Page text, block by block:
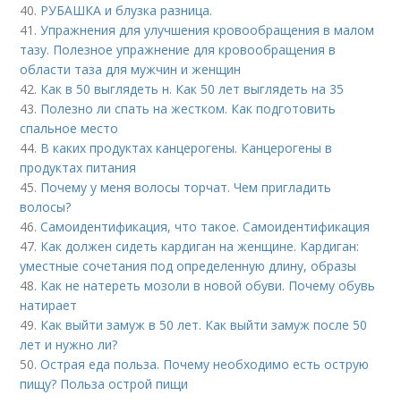
40. РУБАШКА и блузка разница.
41.Упражнения для улучшения кровообращения в малом
тазу. Полезное упражнение для кровообращения в
области таза для мужчин и женщин
42. Как в 50 выглядеть н. Как 50 лет выглядеть на 35
43. Полезно ли спать на жестком. Как подготовить
спальное место
44. В каких продуктах канцерогены. Канцерогены в
продуктах питания
45. Почему у меня волосы торчат. Чем пригладить
волосы?
46.Самоидентификация, что такое. Самоидентификация
47. Как должен сидеть кардиган на женщине. Кардиган:
уместные сочетания под определенную длину, образы
48. Как не натереть мозоли в новой обуви. Почему обувь
натирает
49. Как выйти замуж в 50 лет. Как выйти замуж после 50
лет и нужно ли?
50.Острая еда польза. Почему необходимо есть острую
пищу? Польза острой пищи